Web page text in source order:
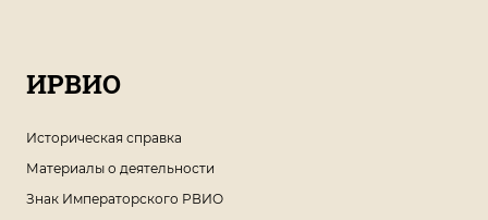
ИРВИО
Историческая справка
Материалы о деятельности
Знак Императорского РВИО